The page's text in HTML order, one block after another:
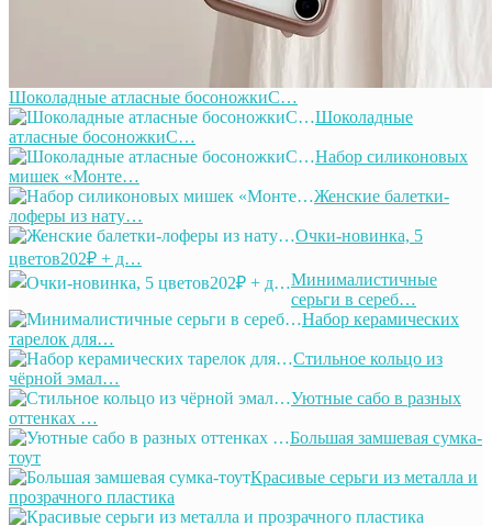
Шоколадные атласные босоножкиС…
Шоколадные
атласные босоножкиС…
Набор силиконовых
мишек «Монте…
Женские балетки-
лоферы из нату…
Очки-новинка, 5
цветов202₽ + д…
Минималистичные
серьги в сереб…
Набор керамических
тарелок для…
Стильное кольцо из
чёрной эмал…
Уютные сабо в разных
оттенках …
Большая замшевая сумка-
тоут
Красивые серьги из металла и
прозрачного пластика